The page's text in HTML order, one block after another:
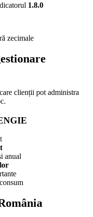
1.8.0
zecimale
clienții pot administra
anual